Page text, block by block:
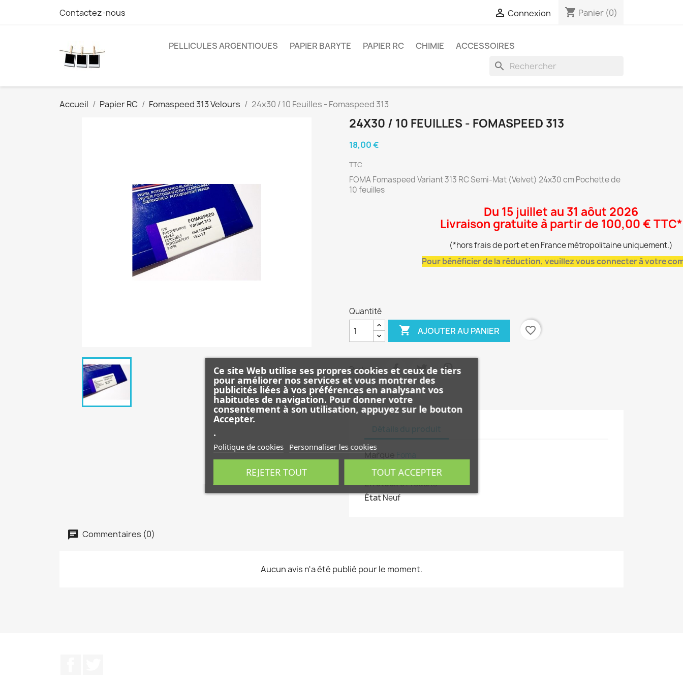
Contactez-nous  Connexion shopping_cart Panier (0)
PELLICULES ARGENTIQUES PAPIER BARYTE PAPIER RC CHIMIE ACCESSOIRES
search
Ce site Web utilise ses propres cookies et ceux de tiers
pour améliorer nos services et vous montrer des
publicités liées à vos préférences en analysant vos
habitudes de navigation. Pour donner votre
consentement à son utilisation, appuyez sur le bouton
Accepter.
.
Politique de cookies Personnaliser les cookies
REJETER TOUT TOUT ACCEPTER
Accueil Papier RC Fomaspeed 313 Velours 24x30 / 10 Feuilles - Fomaspeed 313
24X30 / 10 FEUILLES - FOMASPEED 313
18,00 €
TTC
FOMA Fomaspeed Variant 313 RC Semi-Mat (Velvet) 24x30 cm Pochette de
10 feuilles
Du 15 juillet au 31 aôut 2026
Livraison gratuite à partir de 100,00 € TTC*
(*hors frais de port et en France métropolitaine uniquement.)
Pour bénéficier de la réduction, veuillez vous connecter à votre
Quantité
 AJOUTER AU PANIER favorite_border
Partager
Marque
Référence29533
En stock5 Produits
ÉtatNeuf
Commentaires (0)
Aucun avis n'a été publié pour le moment.